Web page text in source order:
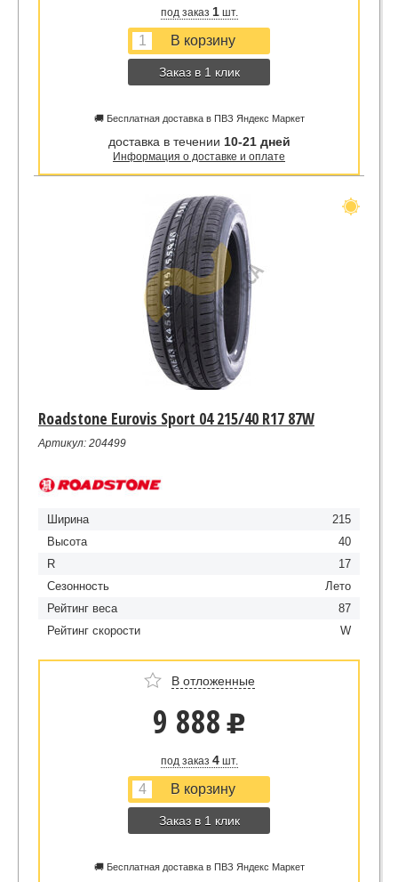
под заказ 1шт.
Заказ в 1 клик
🚚 Бесплатная доставка в ПВЗ Яндекс Маркет
доставка в течении 10-21 дней
Информация о доставке и оплате
Roadstone Eurovis Sport 04 215/40 R17 87W
Артикул: 204499
Ширина
215
Высота
40
R
17
Сезонность
Лето
Рейтинг веса
87
Рейтинг скорости
W
В отложенные
9 888 u
под заказ 4шт.
Заказ в 1 клик
🚚 Бесплатная доставка в ПВЗ Яндекс Маркет